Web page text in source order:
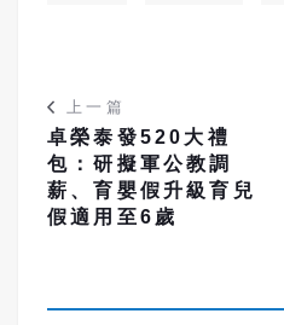
上一篇
卓榮泰發520大禮
包：研擬軍公教調
薪、育嬰假升級育兒
假適用至6歲